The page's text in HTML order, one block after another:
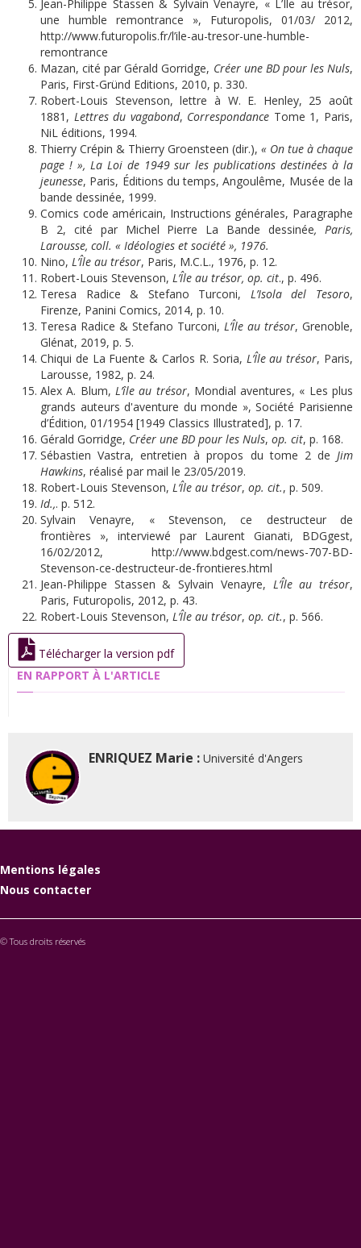
Jean-Philippe Stassen & Sylvain Venayre, « L’Île au trésor,
une humble remontrance », Futuropolis, 01/03/ 2012,
http://www.futuropolis.fr/l’ile-au-tresor-une-humble-
remontrance
Mazan, cité par Gérald Gorridge, Créer une BD pour les Nuls,
Paris, First-Gründ Editions, 2010, p. 330.
Robert-Louis Stevenson, lettre à W. E. Henley, 25 août
1881, Lettres du vagabond, Correspondance Tome 1, Paris,
NiL éditions, 1994.
Thierry Crépin & Thierry Groensteen (dir.), « On tue à chaque
page ! », La Loi de 1949 sur les publications destinées à la
jeunesse, Paris, Éditions du temps, Angoulême, Musée de la
bande dessinée, 1999.
Comics code américain, Instructions générales, Paragraphe
B 2, cité par Michel Pierre La Bande dessinée, Paris,
Larousse, coll. « Idéologies et société », 1976.
Nino, L’Île au trésor, Paris, M.C.L., 1976, p. 12.
Robert-Louis Stevenson, L’Île au trésor, op. cit., p. 496.
Teresa Radice & Stefano Turconi, L’Isoladel Tesoro,
Firenze, Panini Comics, 2014, p. 10.
Teresa Radice & Stefano Turconi, L’Île au trésor, Grenoble,
Glénat, 2019, p. 5.
Chiqui de La Fuente & Carlos R. Soria, L’Île au trésor, Paris,
Larousse, 1982, p. 24.
Alex A. Blum, L’île au trésor, Mondial aventures, « Les plus
grands auteurs d'aventure du monde », Société Parisienne
d’Édition, 01/1954 [1949 Classics Illustrated], p. 17.
Gérald Gorridge, Créer une BD pour les Nuls, op. cit, p. 168.
Sébastien Vastra, entretien à propos du tome 2 de Jim
Hawkins, réalisé par mail le 23/05/2019.
Robert-Louis Stevenson, L’Île au trésor, op. cit., p. 509.
Id.,. p. 512.
Sylvain Venayre, « Stevenson, ce destructeur de
frontières », interviewé par Laurent Gianati, BDGgest,
16/02/2012, http://www.bdgest.com/news-707-BD-
Stevenson-ce-destructeur-de-frontieres.html
Jean-Philippe Stassen & Sylvain Venayre, L’Île au trésor,
Paris, Futuropolis, 2012, p. 43.
Robert-Louis Stevenson, L’Île au trésor, op. cit., p. 566.
Télécharger la version pdf
EN RAPPORT À L'ARTICLE
ENRIQUEZ Marie : Université d'Angers
Mentions légales
Nous contacter
© Tous droits réservés